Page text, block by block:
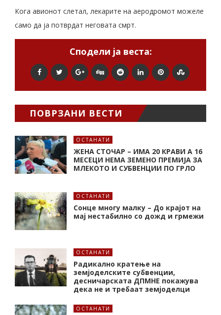
Кога авионот слетал, лекарите на аеродромот можеле
само да ја потврдат неговата смрт.
Сподели ја веста:
ПОВРЗАНИ ВЕСТИ
ОСТАНАТИ
ЖЕНА СТОЧАР – ИМА 20 КРАВИ А 16
МЕСЕЦИ НЕМА ЗЕМЕНО ПРЕМИЈА ЗА
МЛЕКОТО И СУБВЕНЦИИ ПО ГРЛО
ОСТАНАТИ
Сонце многу малку – До крајот на
мај нестабилно со дожд и грмежи
ОСТАНАТИ
Радикално кратење на
земјоделските субвенции,
десничарската ДПМНЕ покажува
дека не и требаат земјоделци
ОСТАНАТИ